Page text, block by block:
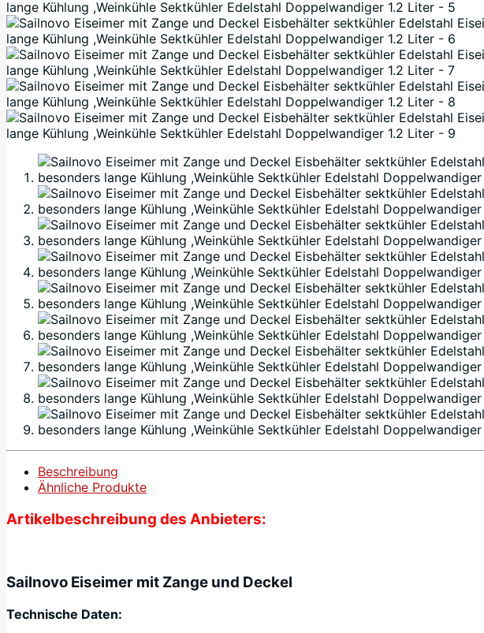
Beschreibung
Ähnliche Produkte
Artikelbeschreibung des Anbieters:
Sailnovo Eiseimer mit Zange und Deckel
Technische Daten: